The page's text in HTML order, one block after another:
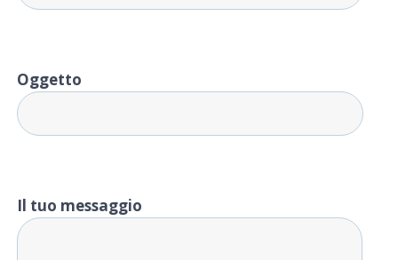
Oggetto
Il tuo messaggio